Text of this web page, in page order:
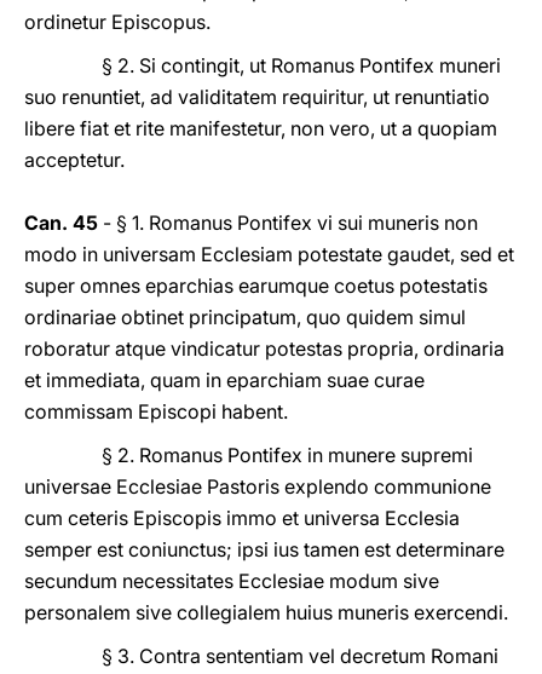
ordinetur Episcopus.
§ 2. Si contingit, ut Romanus Pontifex muneri
suo renuntiet, ad validitatem requiritur, ut renuntiatio
libere fiat et rite manifestetur, non vero, ut a quopiam
acceptetur.
Can. 45 - § 1. Romanus Pontifex vi sui muneris non
modo in universam Ecclesiam potestate gaudet, sed et
super omnes eparchias earumque coetus potestatis
ordinariae obtinet principatum, quo quidem simul
roboratur atque vindicatur potestas propria, ordinaria
et immediata, quam in eparchiam suae curae
commissam Episcopi habent.
§ 2. Romanus Pontifex in munere supremi
universae Ecclesiae Pastoris explendo communione
cum ceteris Episcopis immo et universa Ecclesia
semper est coniunctus; ipsi ius tamen est determinare
secundum necessitates Ecclesiae modum sive
personalem sive collegialem huius muneris exercendi.
§ 3. Contra sententiam vel decretum Romani